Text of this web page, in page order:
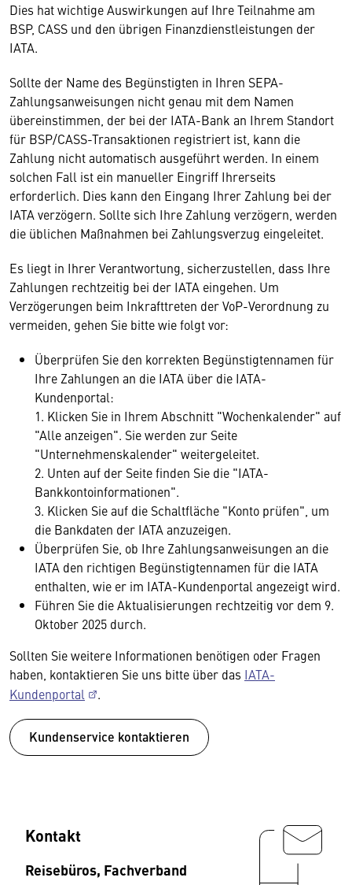
Dies hat wichtige Auswirkungen auf Ihre Teilnahme am
BSP, CASS und den übrigen Finanzdienstleistungen der
IATA.
Sollte der Name des Begünstigten in Ihren SEPA-
Zahlungsanweisungen nicht genau mit dem Namen
übereinstimmen, der bei der IATA-Bank an Ihrem Standort
für BSP/CASS-Transaktionen registriert ist, kann die
Zahlung nicht automatisch ausgeführt werden. In einem
solchen Fall ist ein manueller Eingriff Ihrerseits
erforderlich. Dies kann den Eingang Ihrer Zahlung bei der
IATA verzögern. Sollte sich Ihre Zahlung verzögern, werden
die üblichen Maßnahmen bei Zahlungsverzug eingeleitet.
Es liegt in Ihrer Verantwortung, sicherzustellen, dass Ihre
Zahlungen rechtzeitig bei der IATA eingehen. Um
Verzögerungen beim Inkrafttreten der VoP-Verordnung zu
vermeiden, gehen Sie bitte wie folgt vor:
Überprüfen Sie den korrekten Begünstigtennamen für
Ihre Zahlungen an die IATA über die IATA-
Kundenportal:
1. Klicken Sie in Ihrem Abschnitt "Wochenkalender" auf
"Alle anzeigen". Sie werden zur Seite
"Unternehmenskalender" weitergeleitet.
2. Unten auf der Seite finden Sie die "IATA-
Bankkontoinformationen".
3. Klicken Sie auf die Schaltfläche "Konto prüfen", um
die Bankdaten der IATA anzuzeigen.
Überprüfen Sie, ob Ihre Zahlungsanweisungen an die
IATA den richtigen Begünstigtennamen für die IATA
enthalten, wie er im IATA-Kundenportal angezeigt wird.
Führen Sie die Aktualisierungen rechtzeitig vor dem 9.
Oktober 2025 durch.
Sollten Sie weitere Informationen benötigen oder Fragen
haben, kontaktieren Sie uns bitte über das IATA-
Kundenportal
.
Kundenservice kontaktieren
Kontakt
Reisebüros, Fachverband